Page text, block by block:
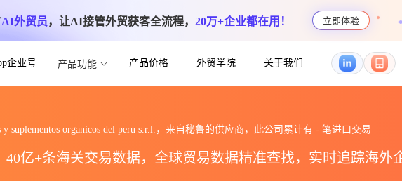
AI外贸员，让AI接管外贸获客全流程， 20万+企业都在用！ 立即体验
企业号 产品功能 产品价格 外贸学院 关于我们
y suplementos organicos del peru s.r.l.，来自秘鲁的供应商，此公司累计有 -笔进口交易
40亿+条海关交易数据，全球贸易数据精准查找，实时追踪海外